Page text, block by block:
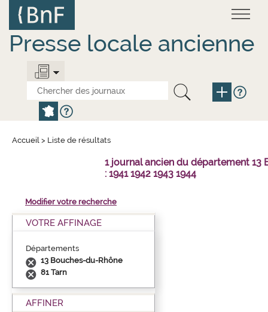
contenu
principal
Presse locale ancienne
Accueil > Liste de résultats
1 journal ancien du département
: 1941 1942 1943 1944
Modifier votre recherche
VOTRE AFFINAGE
Départements
13 Bouches-du-Rhône
81 Tarn
AFFINER
Panneau de gestion des cookies